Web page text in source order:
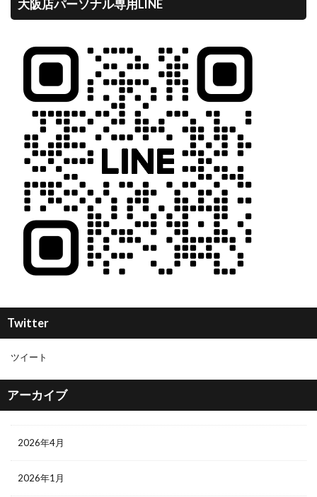
大阪店パーソナル専用LINE
Twitter
ツイート
アーカイブ
2026年4月
2026年1月